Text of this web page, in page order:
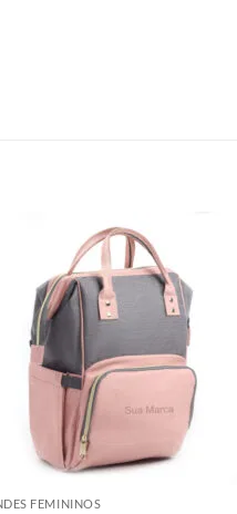
FEMININOS